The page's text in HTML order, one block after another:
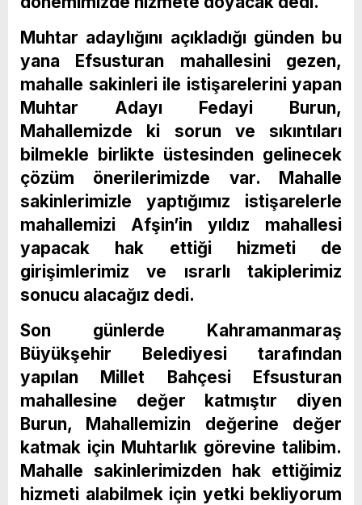
Muhtar adaylığını açıkladığı günden bu
yana Efsusturan mahallesini gezen,
mahalle sakinleri ile istişarelerini yapan
Muhtar Adayı Fedayi Burun,
Mahallemizde ki sorun ve sıkıntıları
bilmekle birlikte üstesinden gelinecek
çözüm önerilerimizde var. Mahalle
sakinlerimizle yaptığımız istişarelerle
mahallemizi Afşin’in yıldız mahallesi
yapacak hak ettiği hizmeti de
girişimlerimiz ve ısrarlı takiplerimiz
sonucu alacağız dedi.
Son günlerde Kahramanmaraş
Büyükşehir Belediyesi tarafından
yapılan Millet Bahçesi Efsusturan
mahallesine değer katmıştır diyen
Burun, Mahallemizin değerine değer
katmak için Muhtarlık görevine talibim.
Mahalle sakinlerimizden hak ettiğimiz
hizmeti alabilmek için yetki bekliyorum